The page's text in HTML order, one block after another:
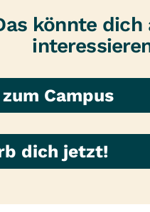
könnte dich
Campus
dich jetzt!